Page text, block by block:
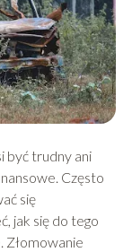
być trudny ani
Często
się
jak się do tego
Złomowanie